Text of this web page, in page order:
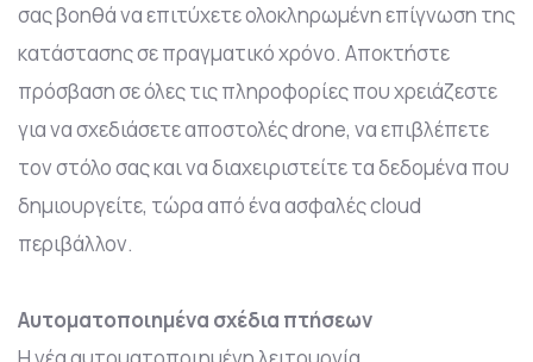
σας βοηθά να επιτύχετε ολοκληρωμένη επίγνωση της
κατάστασης σε πραγματικό χρόνο. Αποκτήστε
πρόσβαση σε όλες τις πληροφορίες που χρειάζεστε
για να σχεδιάσετε αποστολές drone, να επιβλέπετε
τον στόλο σας και να διαχειριστείτε τα δεδομένα που
δημιουργείτε, τώρα από ένα ασφαλές cloud
περιβάλλον.
Αυτοματοποιημένα σχέδια πτήσεων